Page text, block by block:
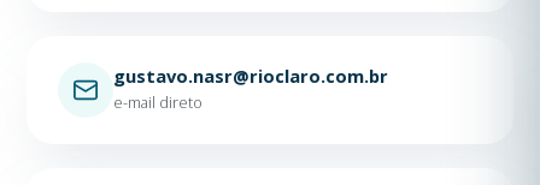
gustavo.nasr@rioclaro.com.br
e-mail direto